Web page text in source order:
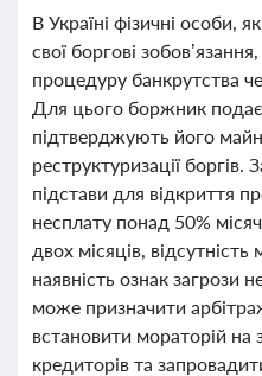
В Україні фізичні особи,
свої боргові
процедуру банкрутства
Для цього боржник
підтверджують його
реструктуризації боргів.
підстави для відкриття
несплату понад 50%
двох місяців,
наявність ознак загрози
може призначити
встановити мораторій на
кредиторів та